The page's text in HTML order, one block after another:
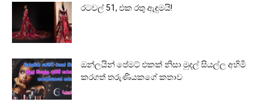
රටවල් 51, එක රතු ඇඳුමයි!
ඔන්ලයින් පේමට් එකක් නිසා මුදල් සියල්ල අහිමි
කරගත් තරුණියකගේ කතාව